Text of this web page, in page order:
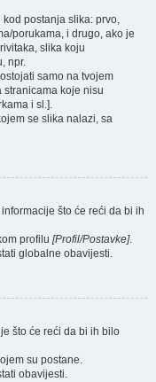
postanja slika: prvo,
porukama, i drugo, ako je
slika koju
npr.
samo na tvojem
koje nisu
i sl.].
se slika nalazi, sa
što će reći da bi ih
profilu [Profil/Postavke].
globalne obavijesti.
što će reći da bi ih bilo
su postane.
obavijesti.